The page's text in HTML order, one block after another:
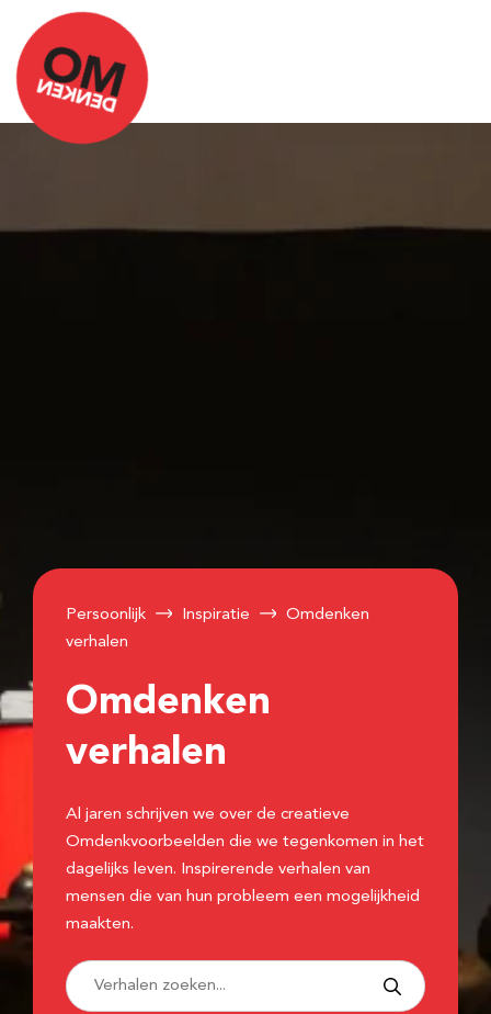
Persoonlijk Inspiratie
Omdenken
verhalen
Omdenken
verhalen
Al jaren schrijven we over de creatieve
Omdenkvoorbeelden die we tegenkomen in het
dagelijks leven. Inspirerende verhalen van
mensen die van hun probleem een mogelijkheid
maakten.